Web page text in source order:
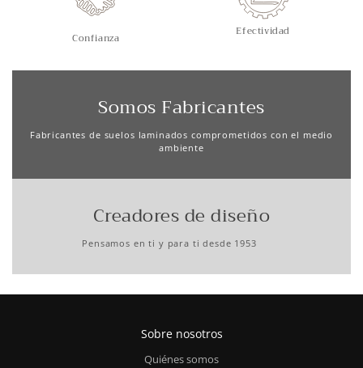
Confianza Efectividad
Somos Fabricantes
Fabricantes de suelos laminados comprometidos con el medio
ambiente
Creadores de diseño
Pensamos en ti y para ti desde 1953
Sobre nosotros
Quiénes somos